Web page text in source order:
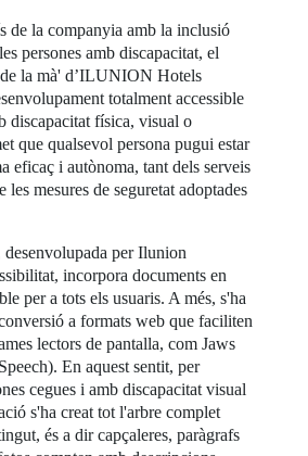
de la companyia amb la inclusió
persones amb discapacitat, el
la mà' d’ILUNION Hotels
totalment accessible
discapacitat física, visual o
que qualsevol persona pugui estar
eficaç i autònoma, tant dels serveis
les mesures de seguretat adoptades
desenvolupada per Ilunion
incorpora documents en
per a tots els usuaris. A més, s'ha
a formats web que faciliten
lectors de pantalla, com Jaws
En aquest sentit, per
cegues i amb discapacitat visual
s'ha creat tot l'arbre complet
és a dir capçaleres, paràgrafs